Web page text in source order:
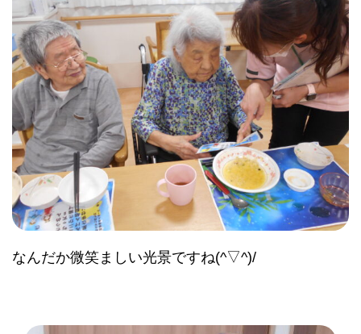
なんだか微笑ましい光景ですね(^▽^)/